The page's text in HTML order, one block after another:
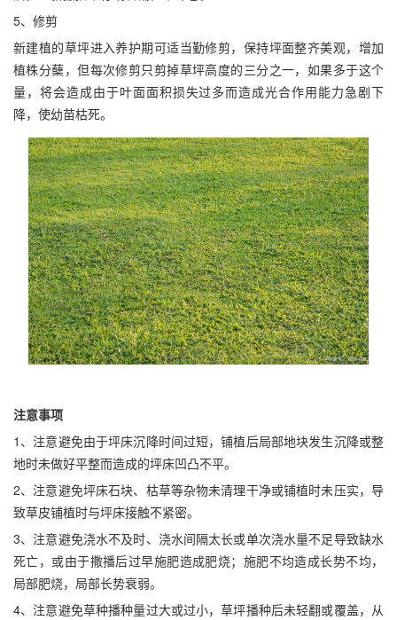
5、修剪
新建植的草坪进入养护期可适当勤修剪，保持坪面整齐美观，增加
植株分蘖，但每次修剪只剪掉草坪高度的三分之一，如果多于这个
量，将会造成由于叶面面积损失过多而造成光合作用能力急剧下
降，使幼苗枯死。
注意事项
1、注意避免由于坪床沉降时间过短，铺植后局部地块发生沉降或整
地时未做好平整而造成的坪床凹凸不平。
2、注意避免坪床石块、枯草等杂物未清理干净或铺植时未压实，导
致草皮铺植时与坪床接触不紧密。
3、注意避免浇水不及时、浇水间隔太长或单次浇水量不足导致缺水
死亡，或由于撒播后过早施肥造成肥烧；施肥不均造成长势不均，
局部肥烧，局部长势衰弱。
4、注意避免草种播种量过大或过小，草坪播种后未轻翻或覆盖，从